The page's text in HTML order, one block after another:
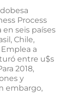
Process
en seis países
Chile,
a
entre u$s
2018,
y
embargo,